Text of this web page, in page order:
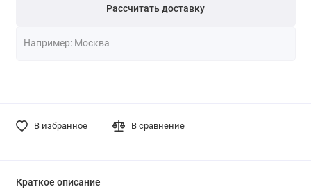
Рассчитать доставку
В избранное В сравнение
Краткое описание